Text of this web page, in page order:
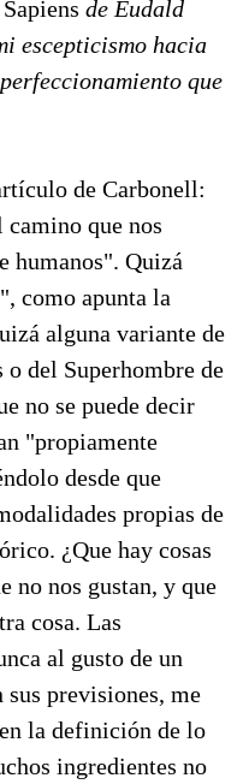
Sapiens de Eudald
escepticismo hacia
que
de Carbonell:
camino que nos
humanos". Quizá
como apunta la
alguna variante de
del Superhombre de
no se puede decir
"propiamente
desde que
propias de
¿Que hay cosas
no nos gustan, y que
cosa. Las
al gusto de un
previsiones, me
la definición de lo
ingredientes no